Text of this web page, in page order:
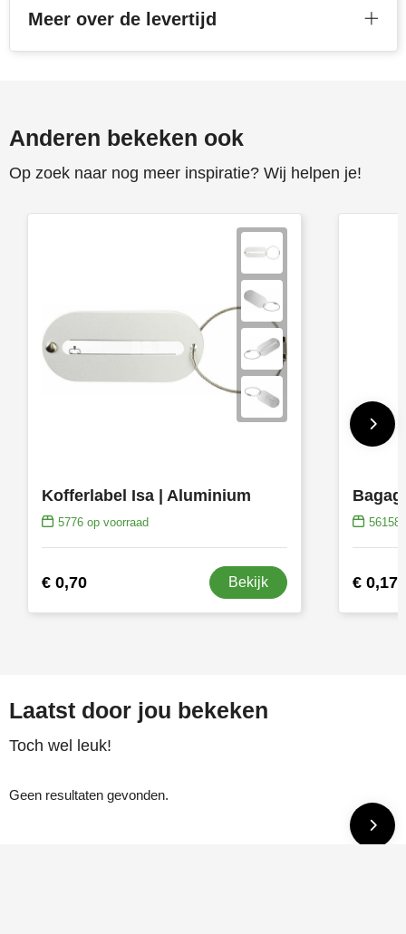
Meer over de levertijd
Anderen bekeken ook
Op zoek naar nog meer inspiratie? Wij helpen je!
Kofferlabel Isa | Aluminium
5776op voorraad
€ 0,70 Bekijk
56158
€ 0,17
Laatst door jou bekeken
Toch wel leuk!
Geen resultaten gevonden.